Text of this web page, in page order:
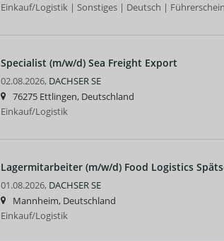
Einkauf/Logistik | Sonstiges | Deutsch | Führerschein
Specialist (m/w/d) Sea Freight Export
02.08.2026, DACHSER SE
76275 Ettlingen, Deutschland
Einkauf/Logistik
Lagermitarbeiter (m/w/d) Food Logistics
01.08.2026, DACHSER SE
Mannheim, Deutschland
Einkauf/Logistik